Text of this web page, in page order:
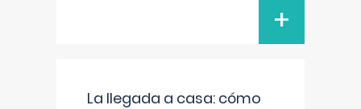
+
La llegada a casa: cómo